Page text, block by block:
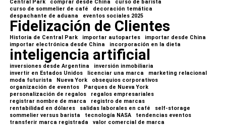
Central Park
comprar desde China
curso de barista
curso de sommelier de café
decoración temática
despachante de aduana
eventos sociales 2025
Fidelización de Clientes
Historia de Central Park importar autopartes
importar desde China
importar electrónica desde China
incorporación en la dieta
inteligencia artificial
inversiones desde Argentina
inversión inmobiliaria
invertir en Estados Unidos
licenciar una marca
marketing relacional
moda futurista
Nueva York
obsequios corporativos
organización de eventos
Parques de Nueva York
personalización de regalos
regalos empresariales
registrar nombre de marca
registro de marcas
rentabilidad en dólares
salidas laborales en café
self-storage
sommelier versus barista
tecnología NASA
tendencias eventos
transferir marca registrada
valor comercial de marca